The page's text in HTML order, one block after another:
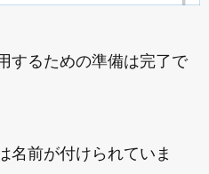
するための準備は完了で
名前が付けられていま